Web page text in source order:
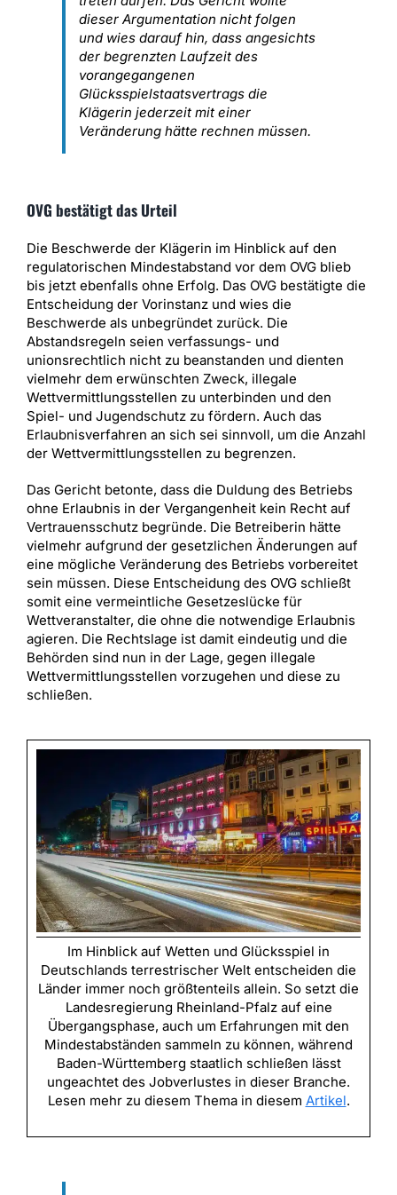
dieser Argumentation nicht folgen
und wies darauf hin, dass angesichts
der begrenzten Laufzeit des
vorangegangenen
Glücksspielstaatsvertrags die
Klägerin jederzeit mit einer
Veränderung hätte rechnen müssen.
OVG bestätigt das Urteil
Die Beschwerde der Klägerin im Hinblick auf den
regulatorischen Mindestabstand vor dem OVG blieb
bis jetzt ebenfalls ohne Erfolg. Das OVG bestätigte die
Entscheidung der Vorinstanz und wies die
Beschwerde als unbegründet zurück. Die
Abstandsregeln seien verfassungs- und
unionsrechtlich nicht zu beanstanden und dienten
vielmehr dem erwünschten Zweck, illegale
Wettvermittlungsstellen zu unterbinden und den
Spiel- und Jugendschutz zu fördern. Auch das
Erlaubnisverfahren an sich sei sinnvoll, um die Anzahl
der Wettvermittlungsstellen zu begrenzen.
Das Gericht betonte, dass die Duldung des Betriebs
ohne Erlaubnis in der Vergangenheit kein Recht auf
Vertrauensschutz begründe. Die Betreiberin hätte
vielmehr aufgrund der gesetzlichen Änderungen auf
eine mögliche Veränderung des Betriebs vorbereitet
sein müssen. Diese Entscheidung des OVG schließt
somit eine vermeintliche Gesetzeslücke für
Wettveranstalter, die ohne die notwendige Erlaubnis
agieren. Die Rechtslage ist damit eindeutig und die
Behörden sind nun in der Lage, gegen illegale
Wettvermittlungsstellen vorzugehen und diese zu
schließen.
Im Hinblick auf Wetten und Glücksspiel in
Deutschlands terrestrischer Welt entscheiden die
Länder immer noch größtenteils allein. So setzt die
Landesregierung Rheinland-Pfalz auf eine
Übergangsphase, auch um Erfahrungen mit den
Mindestabständen sammeln zu können, während
Baden-Württemberg staatlich schließen lässt
ungeachtet des Jobverlustes in dieser Branche.
Lesen mehr zu diesem Thema in diesem Artikel.